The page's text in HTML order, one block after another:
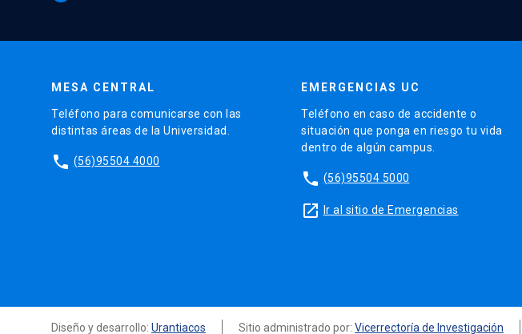
MESA CENTRAL
Teléfono para comunicarse con las
distintas áreas de la Universidad.
phone (56)95504 4000
EMERGENCIAS UC
Teléfono en caso de accidente o
situación que ponga en riesgo tu vida
dentro de algún campus.
phone (56)95504 5000
launch Ir al sitio de Emergencias
Diseño y desarrollo: Urantiacos Sitio administrado por: Vicerrectoría de Investigación